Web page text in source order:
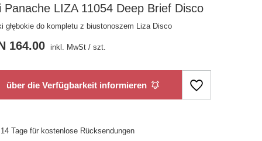
Panache LIZA 11054 Deep Brief Disco
głębokie do kompletu z biustonoszem Liza Disco
164.00 inkl. MwSt /szt.
über die Verfügbarkeit informieren
14 Tage für kostenlose Rücksendungen